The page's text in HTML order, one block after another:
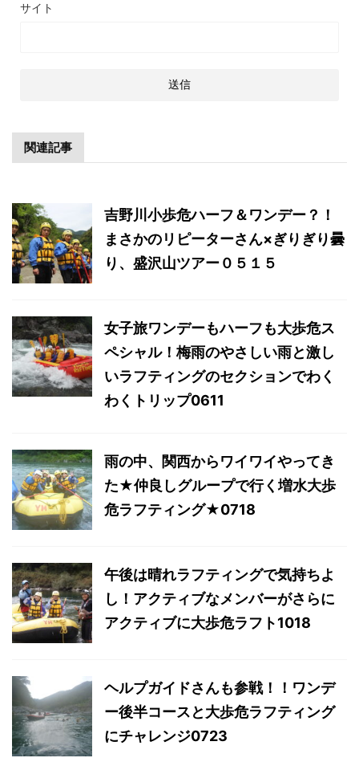
サイト
関連記事
吉野川小歩危ハーフ＆ワンデー？！
まさかのリピーターさん×ぎりぎり曇
り、盛沢山ツアー０５１５
女子旅ワンデーもハーフも大歩危ス
ペシャル！梅雨のやさしい雨と激し
いラフティングのセクションでわく
わくトリップ0611
雨の中、関西からワイワイやってき
た★仲良しグループで行く増水大歩
危ラフティング★0718
午後は晴れラフティングで気持ちよ
し！アクティブなメンバーがさらに
アクティブに大歩危ラフト1018
ヘルプガイドさんも参戦！！ワンデ
ー後半コースと大歩危ラフティング
にチャレンジ0723